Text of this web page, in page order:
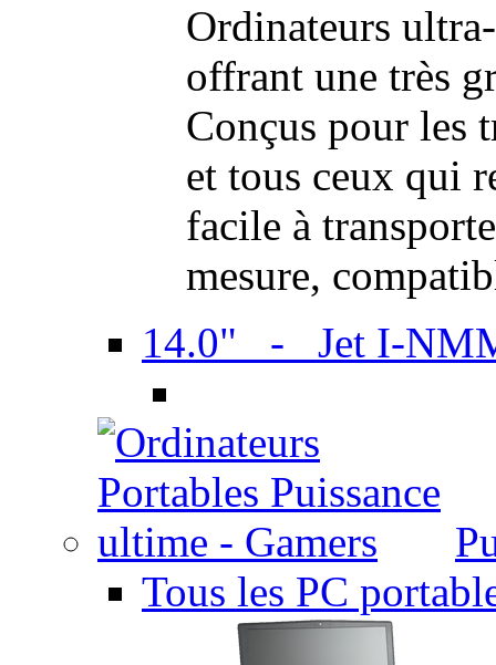
Ordinateurs
offrant une très
Conçus pour les
et tous ceux qui
facile à
mesure,
14.0" - Jet I-
Tous les PC